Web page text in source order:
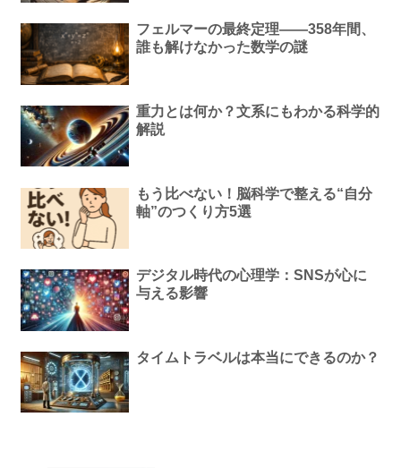
フェルマーの最終定理——358年間、
誰も解けなかった数学の謎
重力とは何か？文系にもわかる科学的
解説
もう比べない！脳科学で整える“自分
軸”のつくり方5選
デジタル時代の心理学：SNSが心に
与える影響
タイムトラベルは本当にできるのか？